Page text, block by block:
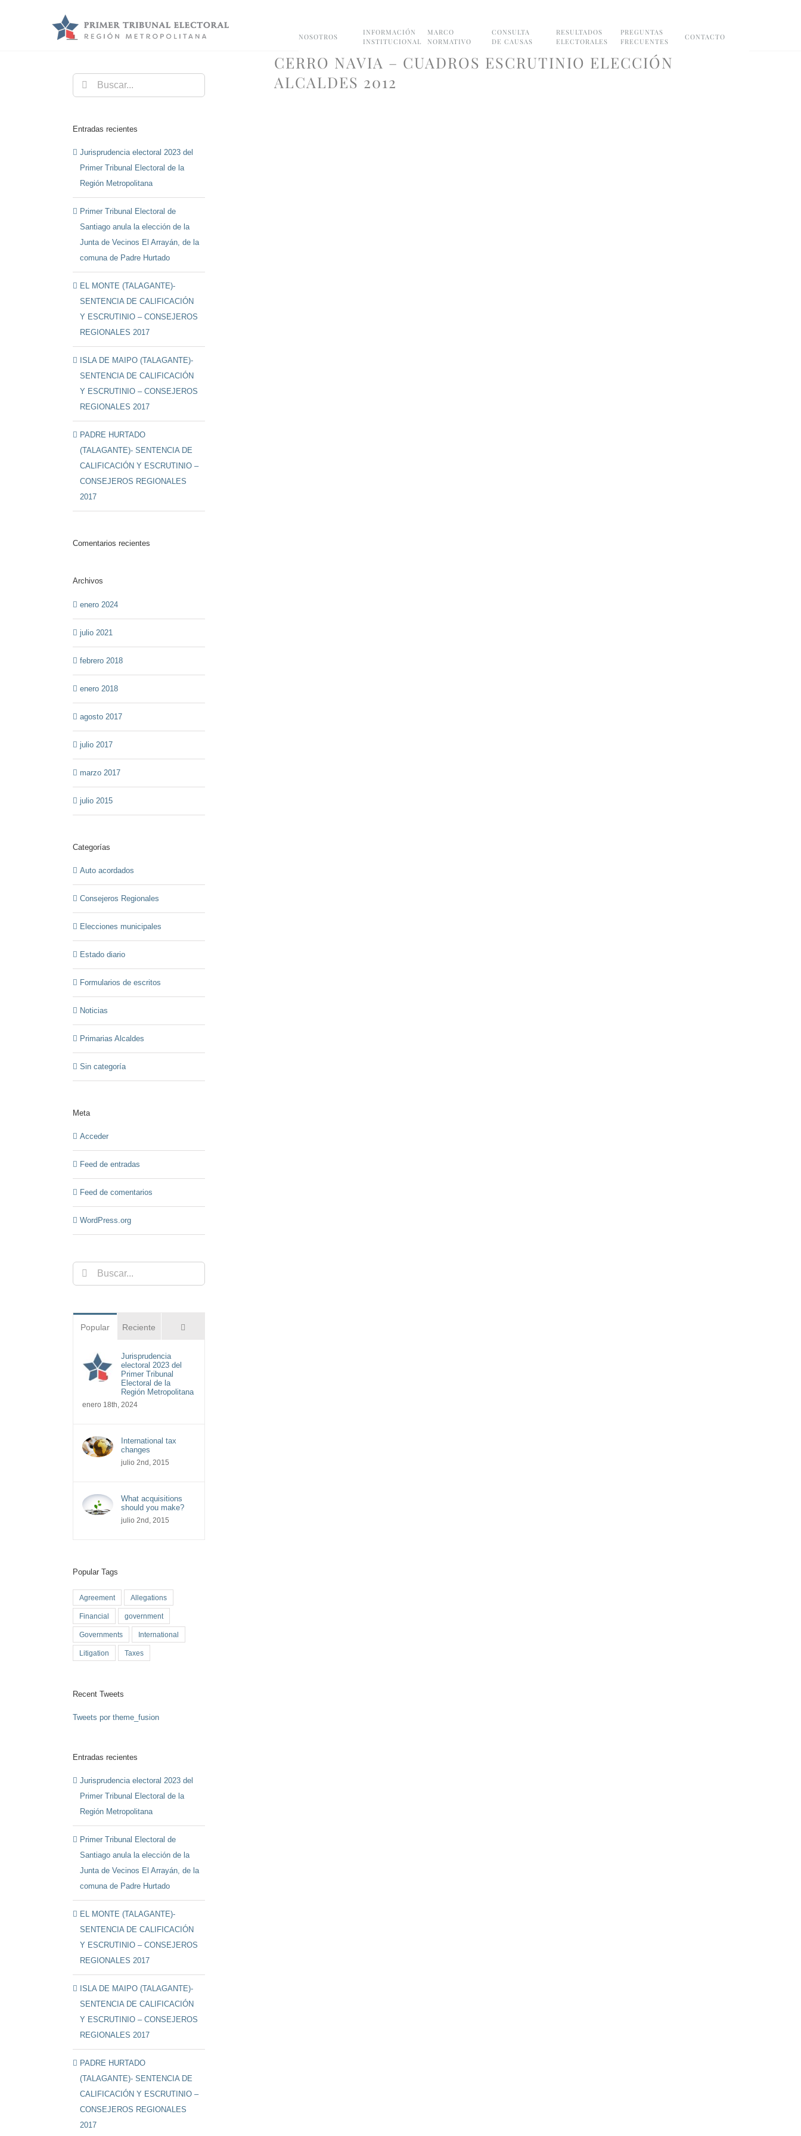
NOSOTROS
INFORMACIÓN
INSTITUCIONAL
MARCO
NORMATIVO
CONSULTA
DE CAUSAS
RESULTADOS
ELECTORALES
PREGUNTAS
FRECUENTES
CONTACTO
CERRO NAVIA – CUADROS ESCRUTINIO ELECCIÓN
ALCALDES 2012
Buscar:
Entradas recientes
Jurisprudencia electoral 2023 del
Primer Tribunal Electoral de la
Región Metropolitana
Primer Tribunal Electoral de
Santiago anula la elección de la
Junta de Vecinos El Arrayán, de la
comuna de Padre Hurtado
EL MONTE (TALAGANTE)-
SENTENCIA DE CALIFICACIÓN
Y ESCRUTINIO – CONSEJEROS
REGIONALES 2017
ISLA DE MAIPO (TALAGANTE)-
SENTENCIA DE CALIFICACIÓN
Y ESCRUTINIO – CONSEJEROS
REGIONALES 2017
PADRE HURTADO
(TALAGANTE)- SENTENCIA DE
CALIFICACIÓN Y ESCRUTINIO –
CONSEJEROS REGIONALES
2017
Comentarios recientes
Archivos
enero 2024
julio 2021
febrero 2018
enero 2018
agosto 2017
julio 2017
marzo 2017
julio 2015
Categorías
Auto acordados
Consejeros Regionales
Elecciones municipales
Estado diario
Formularios de escritos
Noticias
Primarias Alcaldes
Sin categoría
Meta
Acceder
Feed de entradas
Feed de comentarios
WordPress.org
Buscar:
Popular Reciente
Jurisprudencia
electoral 2023 del
Primer Tribunal
Electoral de la
Región Metropolitana
enero 18th, 2024
International tax
changes
julio 2nd, 2015
What acquisitions
should you make?
julio 2nd, 2015
Popular Tags
Agreement Allegations
Financial government
Governments International
Litigation Taxes
Recent Tweets
Tweets por theme_fusion
Entradas recientes
Jurisprudencia electoral 2023 del
Primer Tribunal Electoral de la
Región Metropolitana
Primer Tribunal Electoral de
Santiago anula la elección de la
Junta de Vecinos El Arrayán, de la
comuna de Padre Hurtado
EL MONTE (TALAGANTE)-
SENTENCIA DE CALIFICACIÓN
Y ESCRUTINIO – CONSEJEROS
REGIONALES 2017
ISLA DE MAIPO (TALAGANTE)-
SENTENCIA DE CALIFICACIÓN
Y ESCRUTINIO – CONSEJEROS
REGIONALES 2017
PADRE HURTADO
(TALAGANTE)- SENTENCIA DE
CALIFICACIÓN Y ESCRUTINIO –
CONSEJEROS REGIONALES
2017